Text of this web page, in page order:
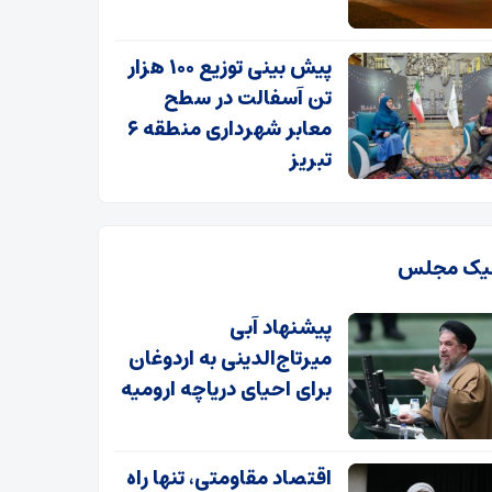
پیش بینی توزیع ۱۰۰ هزار
تن آسفالت در سطح
معابر شهرداری منطقه ۶
تبریز
مجلس
پیشنهاد آبی
میرتاج‌الدینی‌ به اردوغان
برای احیای دریاچه ارومیه
اقتصاد مقاومتی، تنها راه